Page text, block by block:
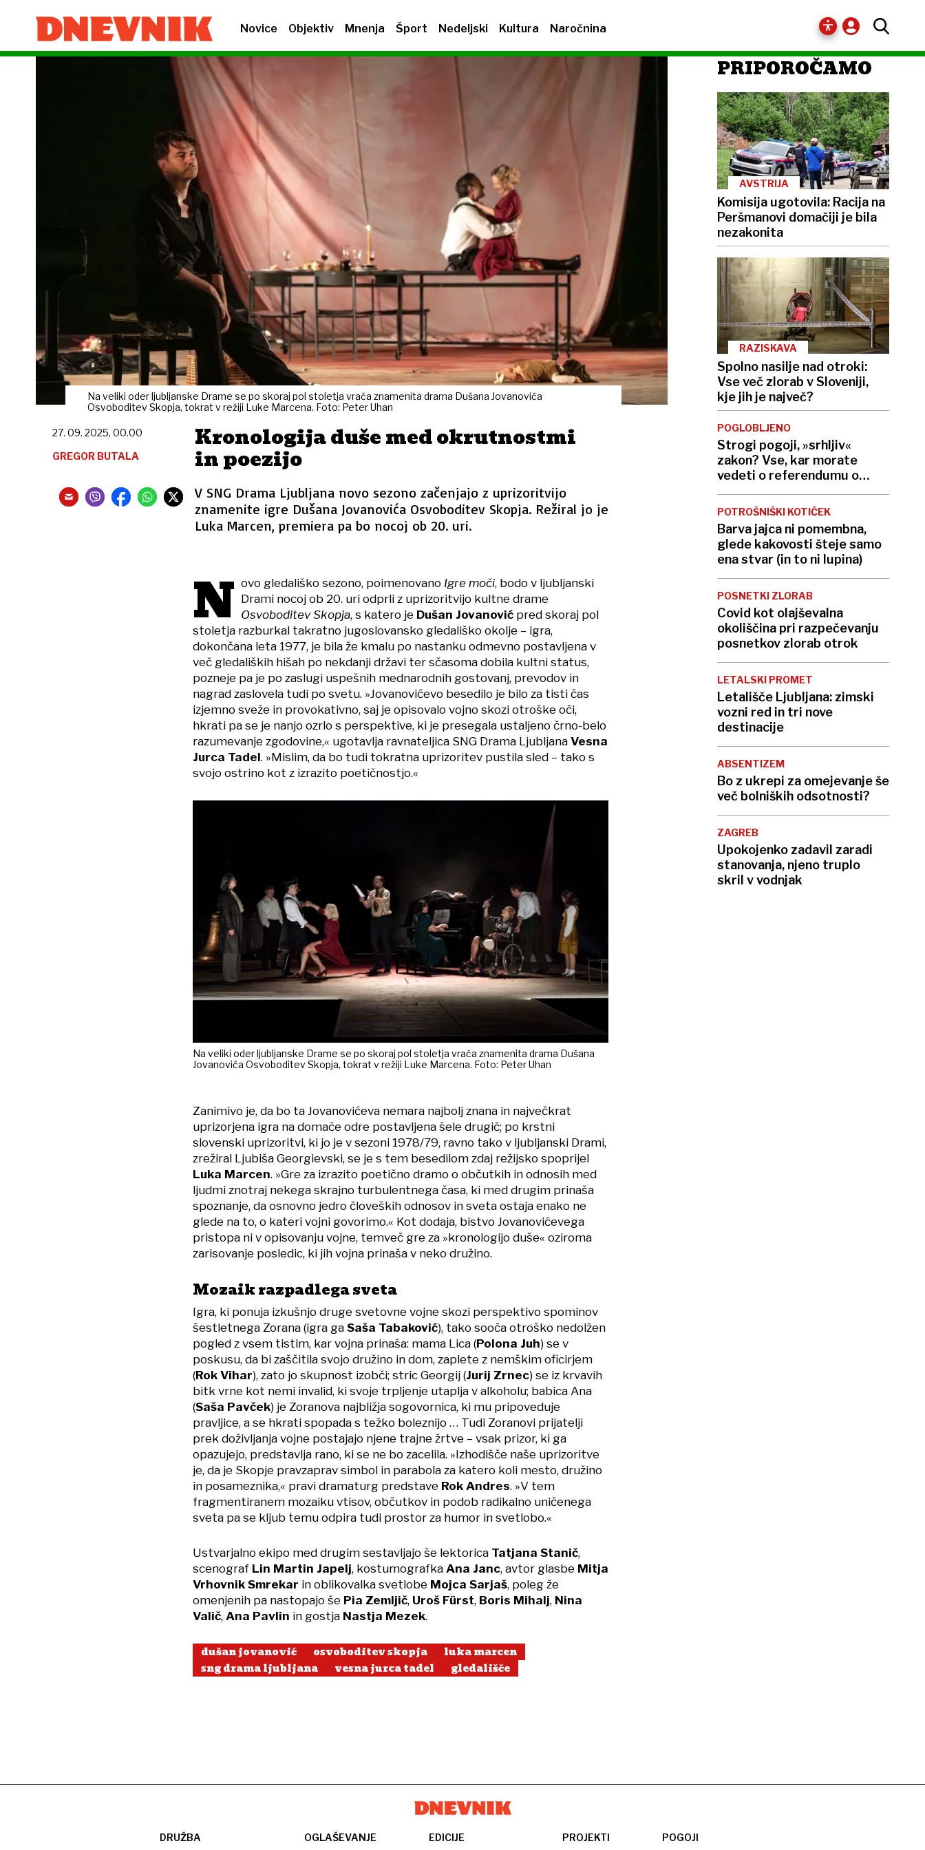
Novice Objektiv Mnenja Šport Nedeljski Kultura Naročnina
Na veliki oder ljubljanske Drame se po skoraj pol stoletja vrača znamenita drama Dušana Jovanovića
Osvoboditev Skopja, tokrat v režiji Luke Marcena. Foto: Peter Uhan
Kronologija duše med okrutnostmi
in poezijo
V SNG Drama Ljubljana novo sezono začenjajo z uprizoritvijo
znamenite igre Dušana Jovanovića Osvoboditev Skopja. Režiral jo je
Luka Marcen, premiera pa bo nocoj ob 20. uri.
27. 09. 2025, 00.00
GREGOR BUTALA
N ovo gledališko sezono, poimenovano Igre moči, bodo v ljubljanski
Drami nocoj ob 20. uri odprli z uprizoritvijo kultne drame
Osvoboditev Skopja, s katero je Dušan Jovanović pred skoraj pol
stoletja razburkal takratno jugoslovansko gledališko okolje – igra,
dokončana leta 1977, je bila že kmalu po nastanku odmevno postavljena v
več gledaliških hišah po nekdanji državi ter sčasoma dobila kultni status,
pozneje pa je po zaslugi uspešnih mednarodnih gostovanj, prevodov in
nagrad zaslovela tudi po svetu. »Jovanovićevo besedilo je bilo za tisti čas
izjemno sveže in provokativno, saj je opisovalo vojno skozi otroške oči,
hkrati pa se je nanjo ozrlo s perspektive, ki je presegala ustaljeno črno-belo
razumevanje zgodovine,« ugotavlja ravnateljica SNG Drama Ljubljana Vesna
Jurca Tadel. »Mislim, da bo tudi tokratna uprizoritev pustila sled – tako s
svojo ostrino kot z izrazito poetičnostjo.«
Na veliki oder ljubljanske Drame se po skoraj pol stoletja vrača znamenita drama Dušana
Jovanovića Osvoboditev Skopja, tokrat v režiji Luke Marcena. Foto: Peter Uhan
Zanimivo je, da bo ta Jovanovićeva nemara najbolj znana in največkrat
uprizorjena igra na domače odre postavljena šele drugič; po krstni
slovenski uprizoritvi, ki jo je v sezoni 1978/79, ravno tako v ljubljanski Drami,
zrežiral Ljubiša Georgievski, se je s tem besedilom zdaj režijsko spoprijel
Luka Marcen. »Gre za izrazito poetično dramo o občutkih in odnosih med
ljudmi znotraj nekega skrajno turbulentnega časa, ki med drugim prinaša
spoznanje, da osnovno jedro človeških odnosov in sveta ostaja enako ne
glede na to, o kateri vojni govorimo.« Kot dodaja, bistvo Jovanovićevega
pristopa ni v opisovanju vojne, temveč gre za »kronologijo duše« oziroma
zarisovanje posledic, ki jih vojna prinaša v neko družino.
Mozaik razpadlega sveta
Igra, ki ponuja izkušnjo druge svetovne vojne skozi perspektivo spominov
šestletnega Zorana (igra ga Saša Tabaković), tako sooča otroško nedolžen
pogled z vsem tistim, kar vojna prinaša: mama Lica (Polona Juh) se v
poskusu, da bi zaščitila svojo družino in dom, zaplete z nemškim oficirjem
(Rok Vihar), zato jo skupnost izobči; stric Georgij (Jurij Zrnec) se iz krvavih
bitk vrne kot nemi invalid, ki svoje trpljenje utaplja v alkoholu; babica Ana
(Saša Pavček) je Zoranova najbližja sogovornica, ki mu pripoveduje
pravljice, a se hkrati spopada s težko boleznijo … Tudi Zoranovi prijatelji
prek doživljanja vojne postajajo njene trajne žrtve – vsak prizor, ki ga
opazujejo, predstavlja rano, ki se ne bo zacelila. »Izhodišče naše uprizoritve
je, da je Skopje pravzaprav simbol in parabola za katero koli mesto, družino
in posameznika,« pravi dramaturg predstave Rok Andres. »V tem
fragmentiranem mozaiku vtisov, občutkov in podob radikalno uničenega
sveta pa se kljub temu odpira tudi prostor za humor in svetlobo.«
Ustvarjalno ekipo med drugim sestavljajo še lektorica Tatjana Stanič,
scenograf Lin Martin Japelj, kostumografka Ana Janc, avtor glasbe Mitja
Vrhovnik Smrekar in oblikovalka svetlobe Mojca Sarjaš, poleg že
omenjenih pa nastopajo še Pia Zemljič, Uroš Fürst, Boris Mihalj, Nina
Valič, Ana Pavlin in gostja Nastja Mezek.
dušan jovanović osvoboditev skopja
luka marcen
sng drama ljubljana
vesna jurca tadel gledališče
PRIPOROČAMO
AVSTRIJA
Komisija ugotovila: Racija na
Peršmanovi domačiji je bila
nezakonita
RAZISKAVA
Spolno nasilje nad otroki:
Vse več zlorab v Sloveniji,
kje jih je največ?
POGLOBLJENO
Strogi pogoji, »srhljiv«
zakon? Vse, kar morate
vedeti o referendumu o
končanju življenja
POTROŠNIŠKI KOTIČEK
Barva jajca ni pomembna,
glede kakovosti šteje samo
ena stvar (in to ni lupina)
POSNETKI ZLORAB
Covid kot olajševalna
okoliščina pri razpečevanju
posnetkov zlorab otrok
LETALSKI PROMET
Letališče Ljubljana: zimski
vozni red in tri nove
destinacije
ABSENTIZEM
Bo z ukrepi za omejevanje še
več bolniških odsotnosti?
ZAGREB
Upokojenko zadavil zaradi
stanovanja, njeno truplo
skril v vodnjak
DRUŽBA OGLAŠEVANJE EDICIJE PROJEKTI POGOJI